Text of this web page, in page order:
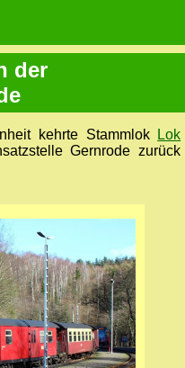
der
kehrte Stammlok
Lok
Gernrode zurück